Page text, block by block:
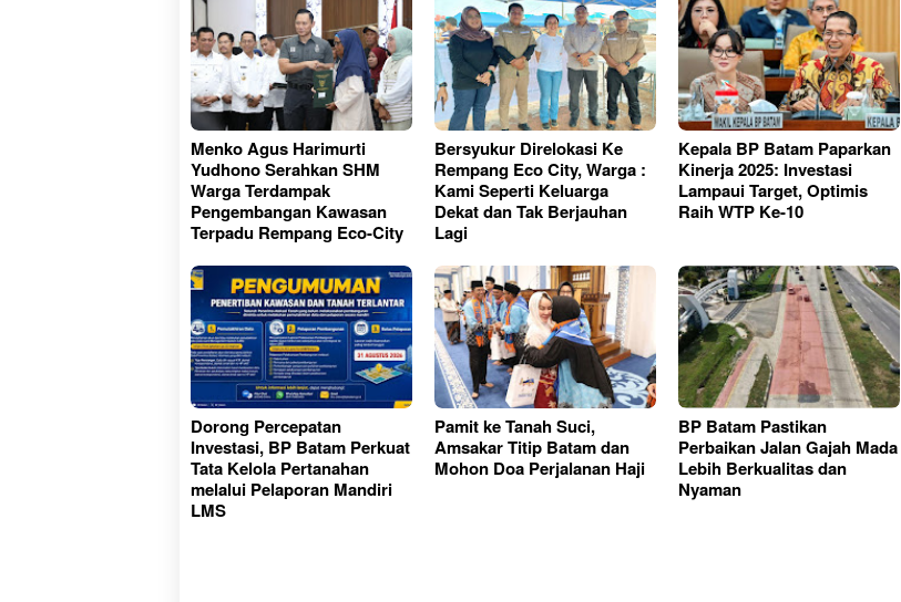
Menko Agus Harimurti
Yudhono Serahkan SHM
Warga Terdampak
Pengembangan Kawasan
Terpadu Rempang Eco-City
Bersyukur Direlokasi Ke
Rempang Eco City, Warga :
Kami Seperti Keluarga
Dekat dan Tak Berjauhan
Lagi
Kepala BP Batam Paparkan
Kinerja 2025: Investasi
Lampaui Target, Optimis
Raih WTP Ke-10
Dorong Percepatan
Investasi, BP Batam Perkuat
Tata Kelola Pertanahan
melalui Pelaporan Mandiri
LMS
Pamit ke Tanah Suci,
Amsakar Titip Batam dan
Mohon Doa Perjalanan Haji
BP Batam Pastikan
Perbaikan Jalan Gajah Mada
Lebih Berkualitas dan
Nyaman